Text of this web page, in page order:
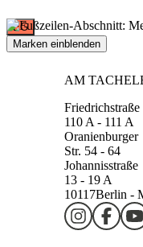
EG
Marken einblenden
AM
Friedrichstraße
110 A - 111 A
Oranienburger
Str. 54 - 64
Johannisstraße
13 - 19 A
10117Berlin -